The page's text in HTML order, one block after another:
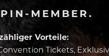
MEMBER.
Vorteile:
Tickets,